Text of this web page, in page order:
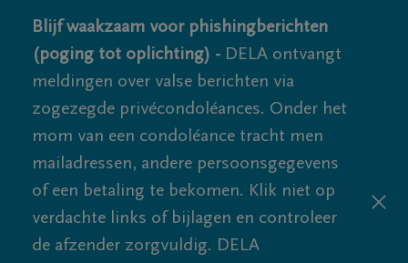
Blijf waakzaam voor phishingberichten
(poging tot oplichting) - DELA ontvangt
meldingen over valse berichten via
zogezegde privécondoléances. Onder het
mom van een condoléance tracht men
mailadressen, andere persoonsgegevens
of een betaling te bekomen. Klik niet op
verdachte links of bijlagen en controleer
de afzender zorgvuldig. DELA